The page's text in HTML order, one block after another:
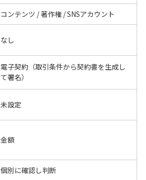
コンテンツ / 著作権 / SNSアカウント
なし
電子契約（取引条件から契約書を生成し
て署名）
未設定
金額
個別に確認し判断